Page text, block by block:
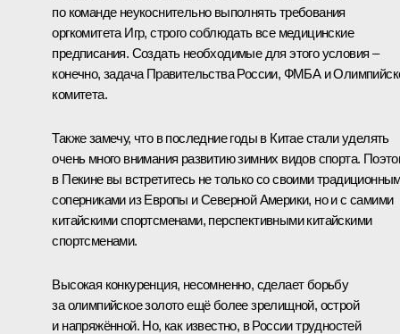
по команде неукоснительно выполнять требования
оргкомитета Игр, строго соблюдать все медицинские
предписания. Создать необходимые для этого условия –
конечно, задача Правительства России, ФМБА и
комитета.
Также замечу, что в последние годы в Китае стали уделять
очень много внимания развитию зимних видов спорта.
в Пекине вы встретитесь не только со своими
соперниками из Европы и Северной Америки, но и с самими
китайскими спортсменами, перспективными китайскими
спортсменами.
Высокая конкуренция, несомненно, сделает борьбу
за олимпийское золото ещё более зрелищной, острой
и напряжённой. Но, как известно, в России трудностей